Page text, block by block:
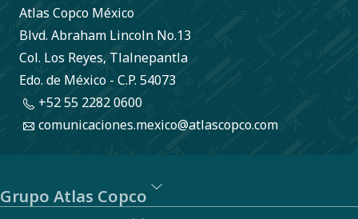
Atlas Copco México
Blvd. Abraham Lincoln No.13
Col. Los Reyes, Tlalnepantla
Edo. de México - C.P. 54073
+52 55 2282 0600
comunicaciones.mexico@atlascopco.com
Grupo Atlas Copco